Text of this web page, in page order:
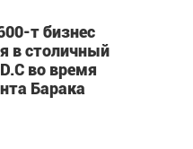
т бизнес
в столичный
во время
Барака